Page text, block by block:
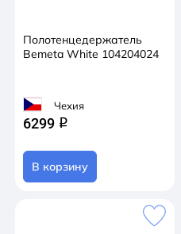
Полотенцедержатель
Bemeta White 104204024
Чехия
6299 q
В корзину